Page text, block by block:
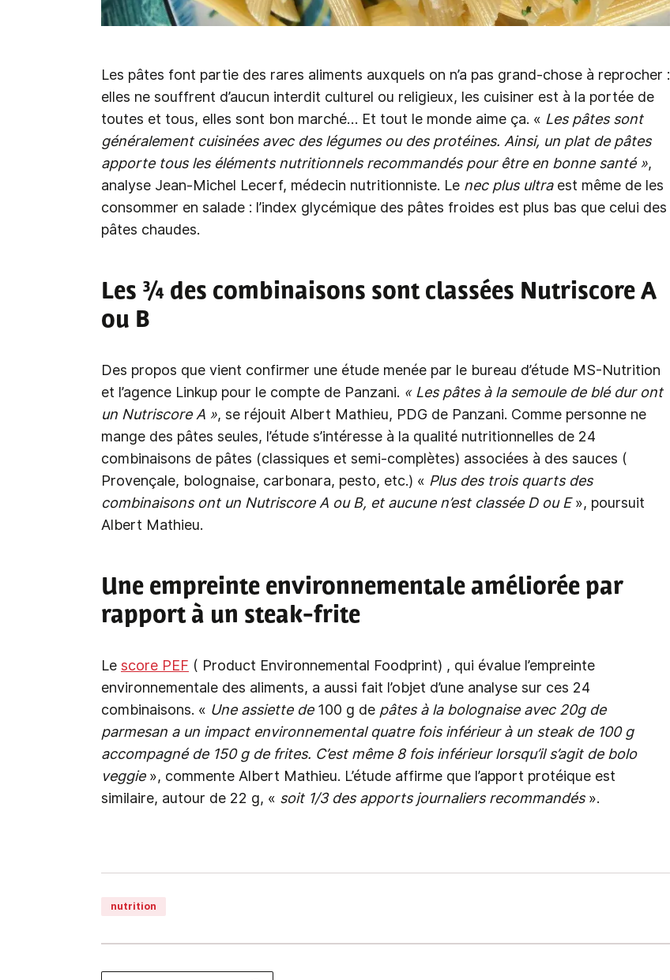
Les pâtes font partie des rares aliments auxquels on n’a pas grand-chose à reprocher :
elles ne souffrent d’aucun interdit culturel ou religieux, les cuisiner est à la portée de
toutes et tous, elles sont bon marché… Et tout le monde aime ça. « Les pâtes sont
généralement cuisinées avec des légumes ou des protéines. Ainsi, un plat de pâtes
apporte tous les éléments nutritionnels recommandés pour être en bonne santé »,
analyse Jean-Michel Lecerf, médecin nutritionniste. Le nec plus ultraest même de les
consommer en salade : l’index glycémique des pâtes froides est plus bas que celui des
pâtes chaudes.
Les ¾ des combinaisons sont classées Nutriscore A
ou B
Des propos que vient confirmer une étude menée par le bureau d’étude MS-Nutrition
et l’agence Linkup pour le compte de Panzani. « Les pâtes à la semoule de blé dur ont
un Nutriscore A », se réjouit Albert Mathieu, PDG de Panzani. Comme personne ne
mange des pâtes seules, l’étude s’intéresse à la qualité nutritionnelles de 24
combinaisons de pâtes (classiques et semi-complètes) associées à des sauces (
Provençale, bolognaise, carbonara, pesto, etc.) « Plus des trois quarts des
combinaisons ont un Nutriscore A ou B, et aucune n’est classée D ou E», poursuit
Albert Mathieu.
Une empreinte environnementale améliorée par
rapport à un steak-frite
Le score PEF ( Product Environnemental Foodprint) , qui évalue l’empreinte
environnementale des aliments, a aussi fait l’objet d’une analyse sur ces 24
combinaisons. « Une assiette de100 g de pâtes à la bolognaise avec 20g de
parmesan a un impact environnemental quatre fois inférieur à un steak de 100 g
accompagné de 150 g de frites. C’est même 8 fois inférieur lorsqu’il s’agit de bolo
veggie», commente Albert Mathieu. L’étude affirme que l’apport protéique est
similaire, autour de 22 g, « soit 1/3 des apports journaliers recommandés».
nutrition